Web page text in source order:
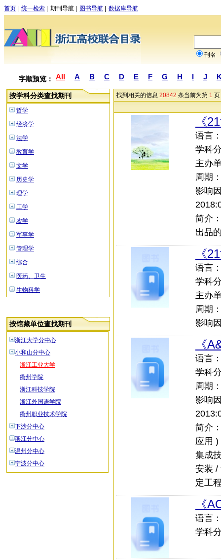
首页 统一检索 期刊导航 图书导航 数据库导航
刊名
字顺预览： All A B C D E F G H I J
按学科分类查找期刊
哲学
经济学
法学
教育学
文学
历史学
理学
工学
农学
军事学
管理学
综合
医药、卫生
生物科学
按馆藏单位查找期刊
浙江大学分中心
小和山分中心
浙江工业大学
衢州学院
浙江科技学院
浙江外国语学院
衢州职业技术学院
下沙分中心
滨江分中心
温州分中心
宁波分中心
找到相关的信息 20842 条当前为第 1 页
《
语言
学科
主办
周期
影响
简介
出品
《
语言
学科
主办
周期
影响
《
语言
学科
周期
影响
简介
应用
集成
安装 /
定工
《
语言
学科